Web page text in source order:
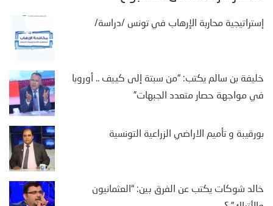
إستراتيجية محاربة الإرهاب في تونس /دراسة/
خليفة بن سالم يكتب: “من سبتة إلى كييف .. أوروبا
في مواجهة حصار متعدد الجبهات”
بورقيبة و تأميم الاراضي الزراعية التونسية
خالد شوكات يكتب عن الفرق بين: “العثمانيون